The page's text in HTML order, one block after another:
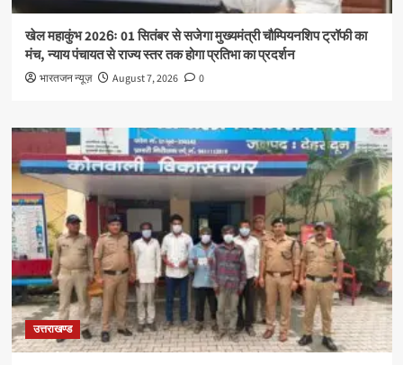
खेल महाकुंभ 2026ः 01 सितंबर से सजेगा मुख्यमंत्री चौम्पियनशिप ट्रॉफी का
मंच, न्याय पंचायत से राज्य स्तर तक होगा प्रतिभा का प्रदर्शन
भारतजन न्यूज़ August 7, 2026 0
उत्तराखण्ड